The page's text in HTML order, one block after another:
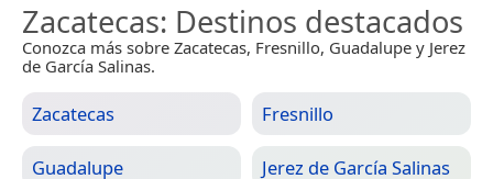
Zacatecas: Destinos destacados
Conozca más sobre Zacatecas, Fresnillo, Guadalupe y Jerez
de García Salinas.
Zacatecas Fresnillo
Guadalupe Jerez de García Salinas